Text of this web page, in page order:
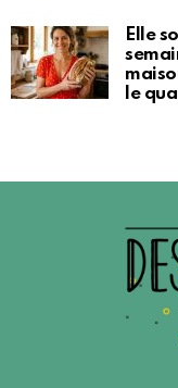
Elle
le